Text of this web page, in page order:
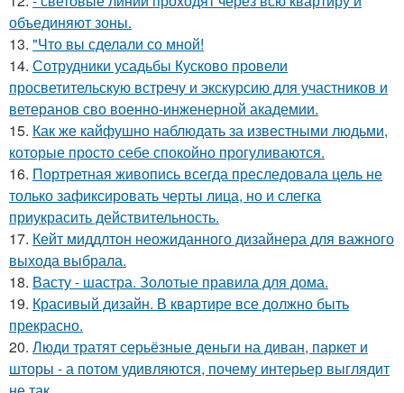
объединяют зоны.
13. "Что вы сделали со мной!
14. Сотрудники усадьбы Кусково провели
просветительскую встречу и экскурсию для участников и
ветеранов сво военно-инженерной академии.
15. Как же кайфушно наблюдать за известными людьми,
которые просто себе спокойно прогуливаются.
16. Портретная живопись всегда преследовала цель не
только зафиксировать черты лица, но и слегка
приукрасить действительность.
17. Кейт миддлтон неожиданного дизайнера для важного
выхода выбрала.
18. Васту - шастра. Золотые правила для дома.
19. Красивый дизайн. В квартире все должно быть
прекрасно.
20. Люди тратят серьёзные деньги на диван, паркет и
шторы - а потом удивляются, почему интерьер выглядит